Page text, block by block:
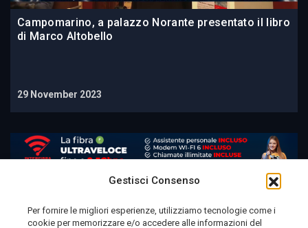
Gestisci Consenso
Per fornire le migliori esperienze, utilizziamo tecnologie come i
cookie per memorizzare e/o accedere alle informazioni del
Campomarino, a palazzo Norante presentato il libro
di Marco Altobello
29 November 2023